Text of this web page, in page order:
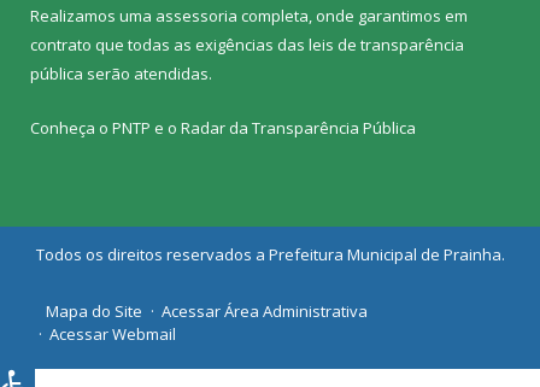
Realizamos uma assessoria completa, onde garantimos em
contrato que todas as exigências das leis de transparência
pública serão atendidas.
Conheça o PNTP e o Radar da Transparência Pública
Todos os direitos reservados a Prefeitura Municipal de Prainha.
Mapa do Site
Acessar Área Administrativa
Acessar Webmail